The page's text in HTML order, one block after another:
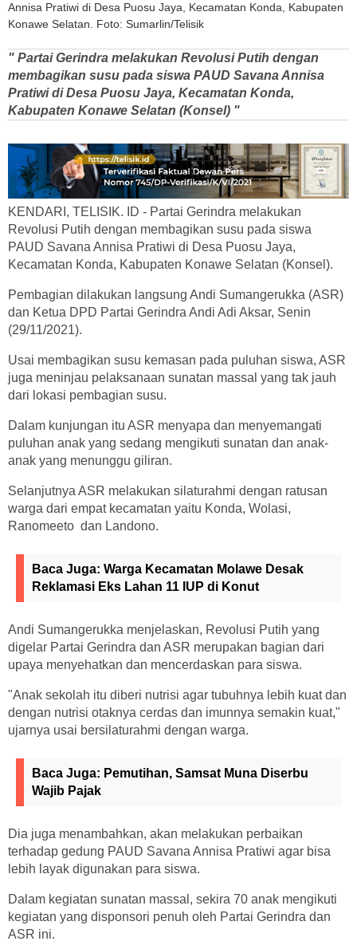
Annisa Pratiwi di Desa Puosu Jaya, Kecamatan Konda, Kabupaten
Konawe Selatan. Foto: Sumarlin/Telisik
" Partai Gerindra melakukan Revolusi Putih dengan
membagikan susu pada siswa PAUD Savana Annisa
Pratiwi di Desa Puosu Jaya, Kecamatan Konda,
Kabupaten Konawe Selatan (Konsel) "
KENDARI, TELISIK. ID - Partai Gerindra melakukan
Revolusi Putih dengan membagikan susu pada siswa
PAUD Savana Annisa Pratiwi di Desa Puosu Jaya,
Kecamatan Konda, Kabupaten Konawe Selatan (Konsel).
Pembagian dilakukan langsung Andi Sumangerukka (ASR)
dan Ketua DPD Partai Gerindra Andi Adi Aksar, Senin
(29/11/2021).
Usai membagikan susu kemasan pada puluhan siswa, ASR
juga meninjau pelaksanaan sunatan massal yang tak jauh
dari lokasi pembagian susu.
Dalam kunjungan itu ASR menyapa dan menyemangati
puluhan anak yang sedang mengikuti sunatan dan anak-
anak yang menunggu giliran.
Selanjutnya ASR melakukan silaturahmi dengan ratusan
warga dari empat kecamatan yaitu Konda, Wolasi,
Ranomeeto dan Landono.
Baca Juga: Warga Kecamatan Molawe Desak
Reklamasi Eks Lahan 11 IUP di Konut
Andi Sumangerukka menjelaskan, Revolusi Putih yang
digelar Partai Gerindra dan ASR merupakan bagian dari
upaya menyehatkan dan mencerdaskan para siswa.
"Anak sekolah itu diberi nutrisi agar tubuhnya lebih kuat dan
dengan nutrisi otaknya cerdas dan imunnya semakin kuat,"
ujarnya usai bersilaturahmi dengan warga.
Baca Juga: Pemutihan, Samsat Muna Diserbu
Wajib Pajak
Dia juga menambahkan, akan melakukan perbaikan
terhadap gedung PAUD Savana Annisa Pratiwi agar bisa
lebih layak digunakan para siswa.
Dalam kegiatan sunatan massal, sekira 70 anak mengikuti
kegiatan yang disponsori penuh oleh Partai Gerindra dan
ASR ini.